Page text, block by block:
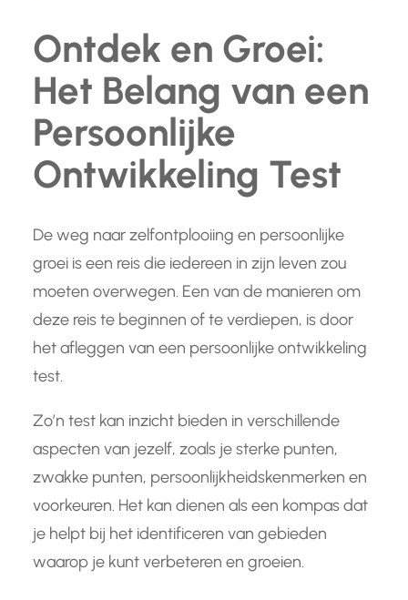
Ontdek en Groei:
Het Belang van een
Persoonlijke
Ontwikkeling Test
De weg naar zelfontplooiing en persoonlijke
groei is een reis die iedereen in zijn leven zou
moeten overwegen. Een van de manieren om
deze reis te beginnen of te verdiepen, is door
het afleggen van een persoonlijke ontwikkeling
test.
Zo’n test kan inzicht bieden in verschillende
aspecten van jezelf, zoals je sterke punten,
zwakke punten, persoonlijkheidskenmerken en
voorkeuren. Het kan dienen als een kompas dat
je helpt bij het identificeren van gebieden
waarop je kunt verbeteren en groeien.